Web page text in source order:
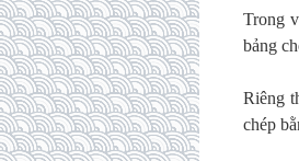
Trong
bảng
Riêng
chép